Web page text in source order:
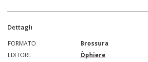
Dettagli
FORMATO
Brossura
EDITORE
Òphiere